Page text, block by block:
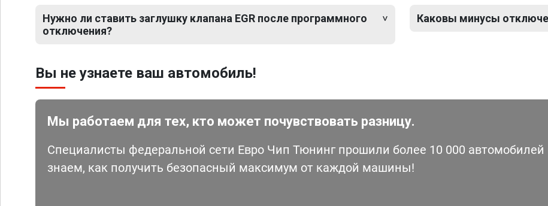
Нужно ли ставить заглушку клапана EGR после программного
отключения?
Каковы минусы
Вы не узнаете ваш автомобиль!
Мы работаем для тех, кто может почувствовать разницу.
Специалисты федеральной сети Евро Чип Тюнинг прошили более 10 000 автомобилей
знаем, как получить безопасный максимум от каждой машины!